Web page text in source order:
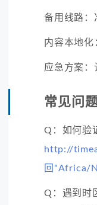
备用线路：
内容本地化
应急方案：
常见问
Q：如何验
http://
回"Africa/
Q：遇到时